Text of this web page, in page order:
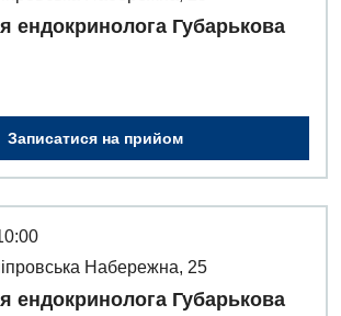
ендокринолога Губарькова
Записатися на прийом
Набережна, 25
ендокринолога Губарькова